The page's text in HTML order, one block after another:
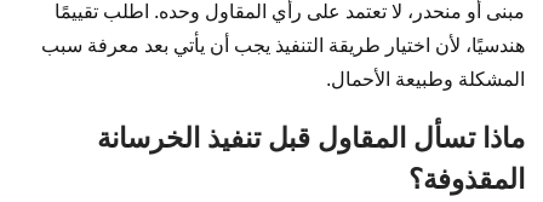
مبنى أو منحدر، لا تعتمد على رأي المقاول وحده. اطلب تقييمًا
هندسيًا، لأن اختيار طريقة التنفيذ يجب أن يأتي بعد معرفة سبب
المشكلة وطبيعة الأحمال.
ماذا تسأل المقاول قبل تنفيذ الخرسانة
المقذوفة؟